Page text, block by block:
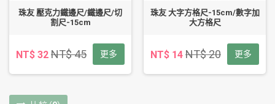
珠友 壓克力鐵邊尺/鐵邊尺/切
割尺-15cm
NT$ 32 NT$ 45 更多
珠友 大字方格尺-15cm/數字加
大方格尺
NT$ 14 NT$ 20 更多